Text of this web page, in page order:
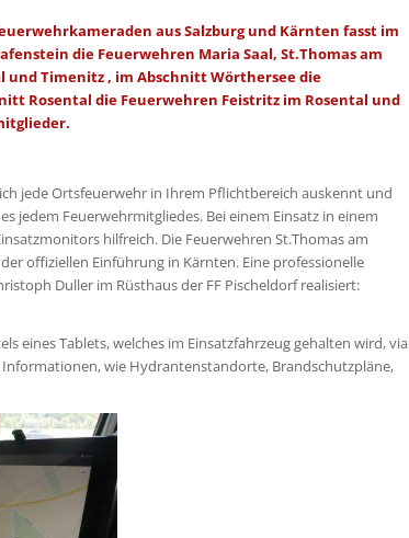
aus Salzburg und Kärnten fasst im
die Feuerwehren Maria Saal, St.Thomas am
und Timenitz , im Abschnitt Wörthersee die
Rosental die Feuerwehren Feistritz im Rosental und
jede Ortsfeuerwehr in Ihrem Pflichtbereich auskennt und
jedem Feuerwehrmitgliedes. Bei einem Einsatz in einem
hilfreich. Die Feuerwehren St.Thomas am
offiziellen Einführung in Kärnten. Eine professionelle
Duller im Rüsthaus der FF Pischeldorf realisiert:
eines Tablets, welches im Einsatzfahrzeug gehalten wird, via
wie Hydrantenstandorte, Brandschutzpläne,